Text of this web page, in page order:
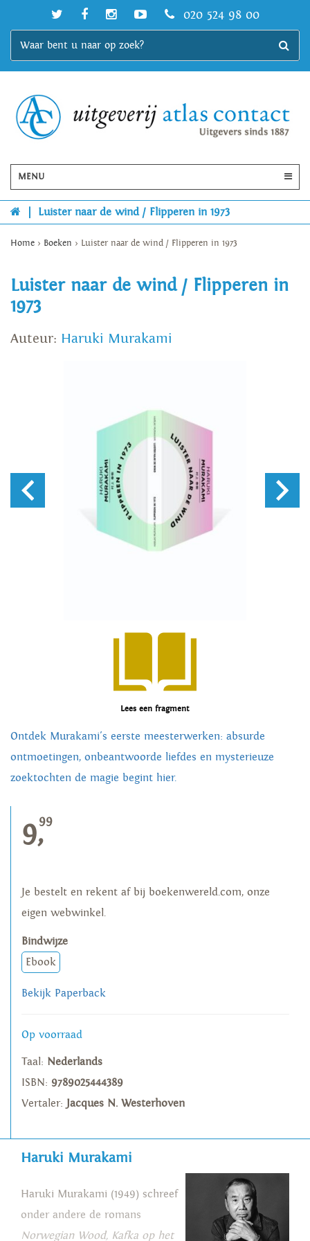
020 524 98 00
MENU
Luister naar de wind / Flipperen in 1973
Home > Boeken > Luister naar de wind / Flipperen in 1973
Luister naar de wind / Flipperen in
1973
Auteur: Haruki Murakami
Lees een fragment
Ontdek Murakami's eerste meesterwerken: absurde
ontmoetingen, onbeantwoorde liefdes en mysterieuze
zoektochten de magie begint hier.
9,99
Je bestelt en rekent af bij boekenwereld.com, onze
eigen webwinkel.
Bindwijze
Ebook
Bekijk Paperback
Op voorraad
Taal: Nederlands
ISBN: 9789025444389
Vertaler: Jacques N. Westerhoven
Haruki Murakami
Haruki Murakami (1949) schreef
onder andere de romans
Norwegian Wood, Kafka op het